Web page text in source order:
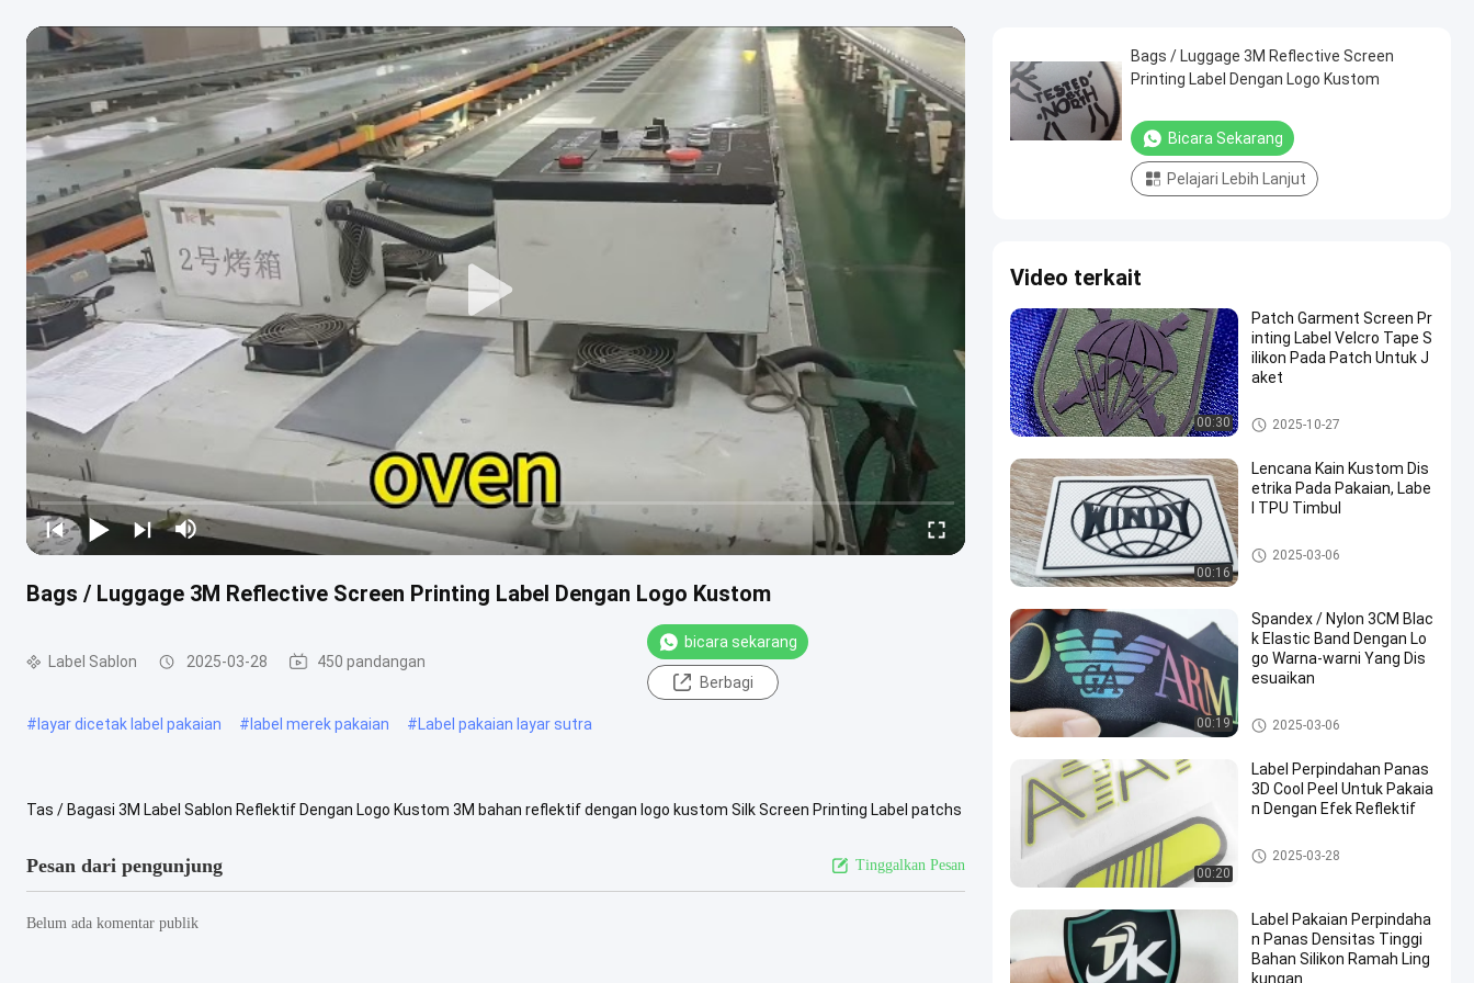
Bags / Luggage 3M Reflective Screen Printing Label Dengan Logo Kustom
Label Sablon 2025-03-28 450 pandangan
bicara sekarang
Berbagi
#layar dicetak label pakaian #label merek pakaian #Label pakaian layar sutra
Tas / Bagasi 3M Label Sablon Reflektif Dengan Logo Kustom 3M bahan reflektif dengan logo kustom Silk Screen Printing Label patchs
Pesan dari pengunjung Tinggalkan Pesan
Belum ada komentar publik
Bags / Luggage 3M Reflective Screen
Printing Label Dengan Logo Kustom
Bicara Sekarang
Pelajari Lebih Lanjut
Video terkait
00:30
Patch Garment Screen Pr
inting Label Velcro Tape S
ilikon Pada Patch Untuk J
aket
Label Sablon
2025-10-27
00:16
Lencana Kain Kustom Dis
etrika Pada Pakaian, Labe
l TPU Timbul
Custom Clothing Patches
2025-03-06
00:19
Spandex / Nylon 3CM Blac
k Elastic Band Dengan Lo
go Warna-warni Yang Dis
esuaikan
Tape webbing
2025-03-06
00:20
Label Perpindahan Panas
3D Cool Peel Untuk Pakaia
n Dengan Efek Reflektif
Label Heat Transfer Clothing
2025-03-28
Label Pakaian Perpindaha
n Panas Densitas Tinggi
Bahan Silikon Ramah Ling
kungan